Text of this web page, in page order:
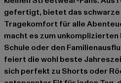
gefertigt, bietet das schwarze
Tragekomfort für alle
macht es zum
Schule oder den
feiert die wohl beste
sich perfekt zu Shorts oder